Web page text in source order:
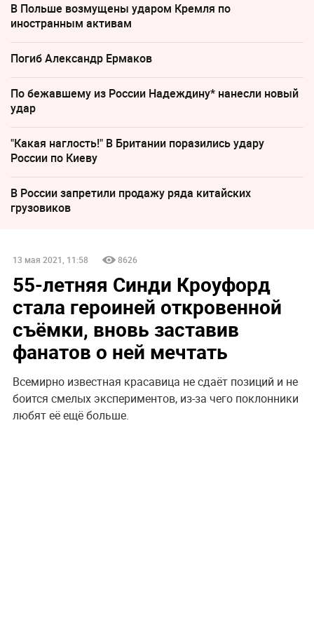
В Польше возмущены ударом Кремля по
иностранным активам
Погиб Александр Ермаков
По бежавшему из России Надеждину* нанесли новый
удар
"Какая наглость!" В Британии поразились удару
России по Киеву
В России запретили продажу ряда китайских
грузовиков
13 мая 2021, 11:58 8626
55-летняя Синди Кроуфорд
стала героиней откровенной
съёмки, вновь заставив
фанатов о ней мечтать
Всемирно известная красавица не сдаёт позиций и не
боится смелых экспериментов, из-за чего поклонники
любят её ещё больше.